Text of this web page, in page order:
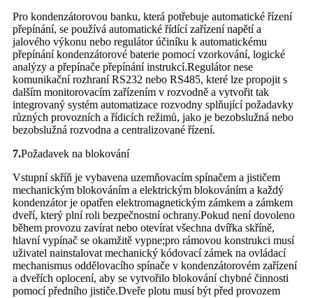
Pro kondenzátorovou banku, která potřebuje automatické řízení
přepínání, se používá automatické řídící zařízení napětí a
jalového výkonu nebo regulátor účiníku k automatickému
přepínání kondenzátorové baterie pomocí vzorkování, logické
analýzy a přepínače přepínání instrukcí.Regulátor nese
komunikační rozhraní RS232 nebo RS485, které lze propojit s
dalším monitorovacím zařízením v rozvodně a vytvořit tak
integrovaný systém automatizace rozvodny splňující požadavky
různých provozních a řídicích režimů, jako je bezobslužná nebo
bezobslužná rozvodna a centralizované řízení.
7.Požadavek na blokování
Vstupní skříň je vybavena uzemňovacím spínačem a jističem
mechanickým blokováním a elektrickým blokováním a každý
kondenzátor je opatřen elektromagnetickým zámkem a zámkem
dveří, který plní roli bezpečnostní ochrany.Pokud není dovoleno
během provozu zavírat nebo otevírat všechna dvířka skříně,
hlavní vypínač se okamžitě vypne;pro rámovou konstrukci musí
uživatel nainstalovat mechanický kódovací zámek na ovládací
mechanismus oddělovacího spínače v kondenzátorovém zařízení
a dveřích oplocení, aby se vytvořilo blokování chybné činnosti
pomocí předního jističe.Dveře plotu musí být před provozem